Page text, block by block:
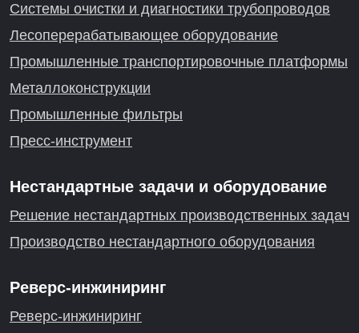
Системы очистки и диагностики трубопроводов
Лесоперерабатывающее оборудование
Промышленные транспортировочные платформы
Металлоконструкции
Промышленные фильтры
Пресс-инструмент
Нестандартные задачи и оборудование
Решение нестандартных производственных задач
Производство нестандартного оборудования
Реверс-инжиниринг
Реверс-инжиниринг